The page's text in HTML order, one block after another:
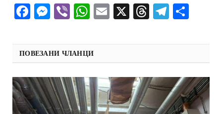
Facebook
Messenger
ViberWhatsApp
Email
X Threads
ПОВЕЗАНИ ЧЛАНЦИ